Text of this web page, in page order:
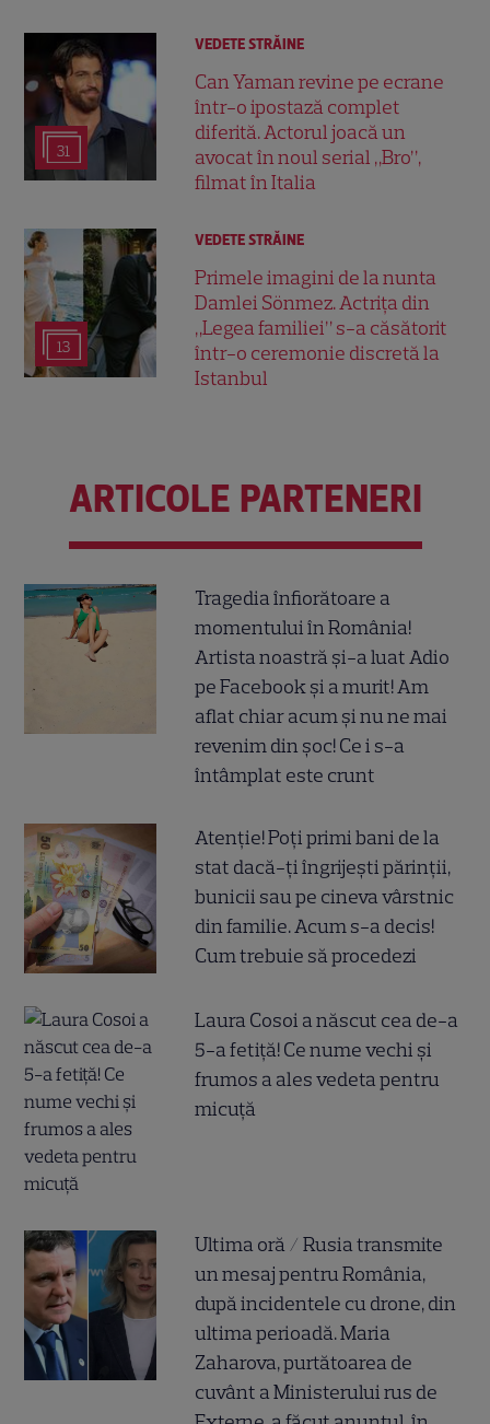
31
VEDETE STRĂINE
Can Yaman revine pe ecrane
într-o ipostază complet
diferită. Actorul joacă un
avocat în noul serial „Bro”,
filmat în Italia
13
VEDETE STRĂINE
Primele imagini de la nunta
Damlei Sönmez. Actrița din
„Legea familiei” s-a căsătorit
într-o ceremonie discretă la
Istanbul
ARTICOLE PARTENERI
Tragedia înfiorătoare a
momentului în România!
Artista noastră și-a luat Adio
pe Facebook și a murit! Am
aflat chiar acum și nu ne mai
revenim din șoc! Ce i s-a
întâmplat este crunt
Atenție! Poți primi bani de la
stat dacă-ți îngrijești părinții,
bunicii sau pe cineva vârstnic
din familie. Acum s-a decis!
Cum trebuie să procedezi
Laura Cosoi a născut cea de-a
5-a fetiță! Ce nume vechi și
frumos a ales vedeta pentru
micuță
Ultima oră / Rusia transmite
un mesaj pentru România,
după incidentele cu drone, din
ultima perioadă. Maria
Zaharova, purtătoarea de
cuvânt a Ministerului rus de